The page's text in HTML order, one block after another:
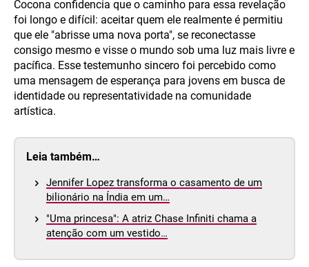
Cocona confidencia que o caminho para essa revelação
foi longo e difícil: aceitar quem ele realmente é permitiu
que ele "abrisse uma nova porta", se reconectasse
consigo mesmo e visse o mundo sob uma luz mais livre e
pacífica. Esse testemunho sincero foi percebido como
uma mensagem de esperança para jovens em busca de
identidade ou representatividade na comunidade
artística.
Leia também…
Jennifer Lopez transforma o casamento de um
bilionário na Índia em um…
"Uma princesa": A atriz Chase Infiniti chama a
atenção com um vestido…